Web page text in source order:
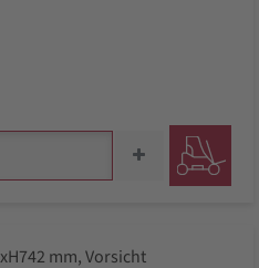
mm, Vorsicht